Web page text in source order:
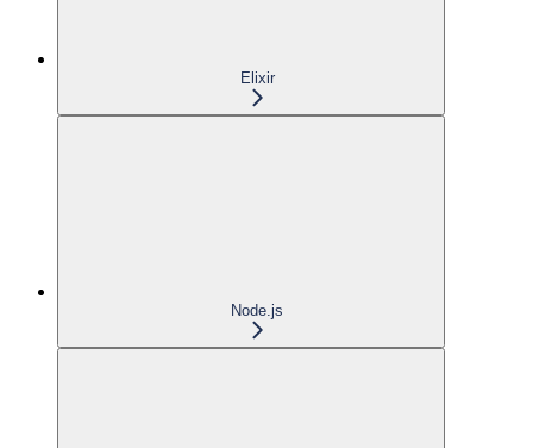
Elixir
Node.js